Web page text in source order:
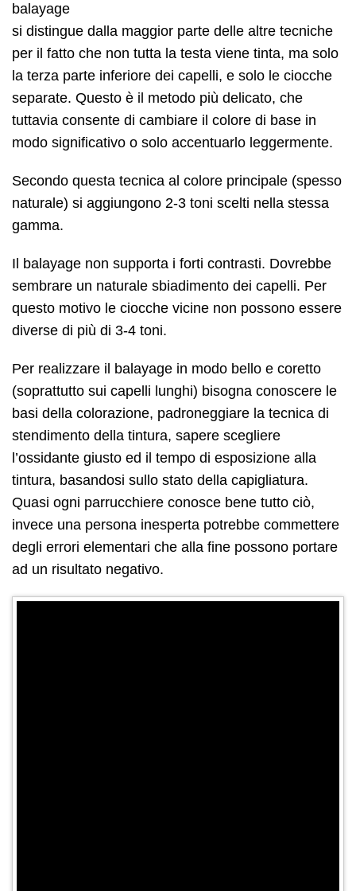
balayage
si distingue dalla maggior parte delle altre tecniche
per il fatto che non tutta la testa viene tinta, ma solo
la terza parte inferiore dei capelli, e solo le ciocche
separate. Questo è il metodo più delicato, che
tuttavia consente di cambiare il colore di base in
modo significativo o solo accentuarlo leggermente.
Secondo questa tecnica al colore principale (spesso
naturale) si aggiungono 2-3 toni scelti nella stessa
gamma.
Il balayage non supporta i forti contrasti. Dovrebbe
sembrare un naturale sbiadimento dei capelli. Per
questo motivo le ciocche vicine non possono essere
diverse di più di 3-4 toni.
Per realizzare il balayage in modo bello e coretto
(soprattutto sui capelli lunghi) bisogna conoscere le
basi della colorazione, padroneggiare la tecnica di
stendimento della tintura, sapere scegliere
l’ossidante giusto ed il tempo di esposizione alla
tintura, basandosi sullo stato della capigliatura.
Quasi ogni parrucchiere conosce bene tutto ciò,
invece una persona inesperta potrebbe commettere
degli errori elementari che alla fine possono portare
ad un risultato negativo.